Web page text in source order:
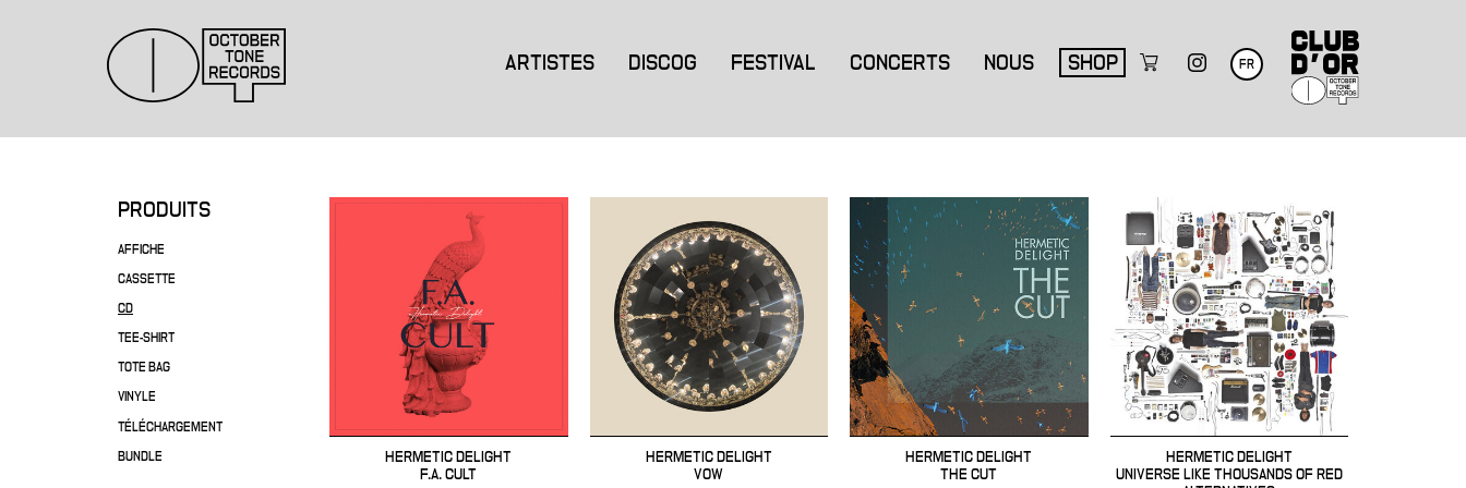
ARTISTES DISCOG FESTIVAL CONCERTS NOUS SHOP FR
PRODUITS
AFFICHE
CASSETTE
CD
TEE-SHIRT
TOTE BAG
VINYLE
TÉLÉCHARGEMENT
BUNDLE
HERMETIC DELIGHT
F.A. CULT
HERMETIC DELIGHT
VOW
HERMETIC DELIGHT
THE CUT
HERMETIC DELIGHT
UNIVERSE LIKE THOUSANDS OF RED